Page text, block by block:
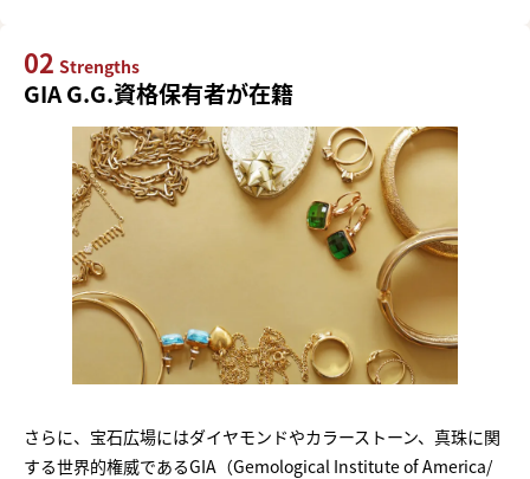
02 Strengths
GIA G.G.資格保有者が在籍
さらに、宝石広場にはダイヤモンドやカラーストーン、真珠に関
する世界的権威であるGIA（Gemological Institute of America/